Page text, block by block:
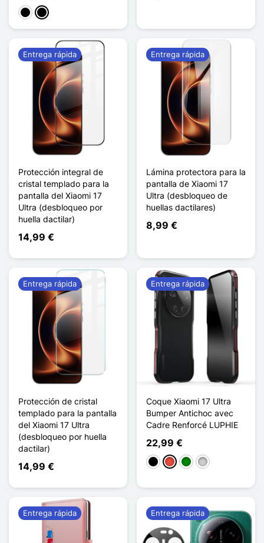
NegroNoir Transparent
Protección integral de
cristal templado para la
pantalla del Xiaomi 17
Ultra (desbloqueo por
huella dactilar)
14,99 €
Entrega rápida
Lámina protectora para la
pantalla de Xiaomi 17
Ultra (desbloqueo de
huellas dactilares)
8,99 €
Entrega rápida
Protección de cristal
templado para la pantalla
del Xiaomi 17 Ultra
(desbloqueo por huella
dactilar)
14,99 €
Entrega rápida
Coque Xiaomi 17 Ultra
Bumper Antichoc avec
Cadre Renforcé LUPHIE
22,99 €
NegroRojoVerdePlata
Entrega rápida
Entrega rápida Entrega rápida